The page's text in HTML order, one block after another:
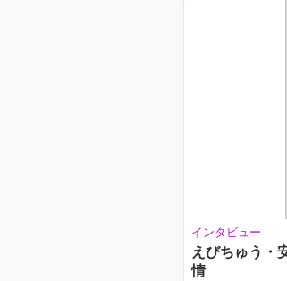
インタビュー
えびちゅう・
情